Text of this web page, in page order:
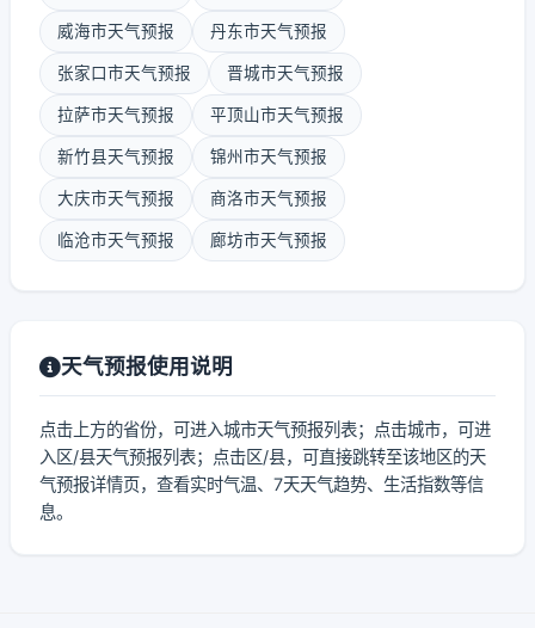
威海市天气预报 丹东市天气预报
张家口市天气预报 晋城市天气预报
拉萨市天气预报 平顶山市天气预报
新竹县天气预报 锦州市天气预报
大庆市天气预报 商洛市天气预报
临沧市天气预报 廊坊市天气预报
天气预报使用说明
点击上方的省份，可进入城市天气预报列表；点击城市，可进
入区/县天气预报列表；点击区/县，可直接跳转至该地区的天
气预报详情页，查看实时气温、7天天气趋势、生活指数等信
息。